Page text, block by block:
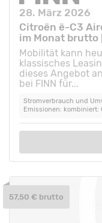
28. März 2026
Citroën ë-C3
im Monat
Mobilität kann
klassisches
dieses Angebot
bei FINN für...
Stromverbrauch und
Emissionen: kombiniert:
57,50 € brutto